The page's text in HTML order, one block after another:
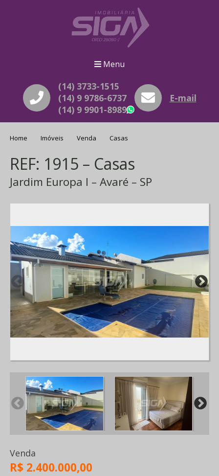
Menu
(14) 3733-1515
(14) 9 9786-6737
(14) 9 9901-8989
WhatsApp
E-mail
Home Imóveis Venda Casas
REF: 1915 – Casas
Jardim Europa I – Avaré – SP
Venda
R$ 2.400.000,00